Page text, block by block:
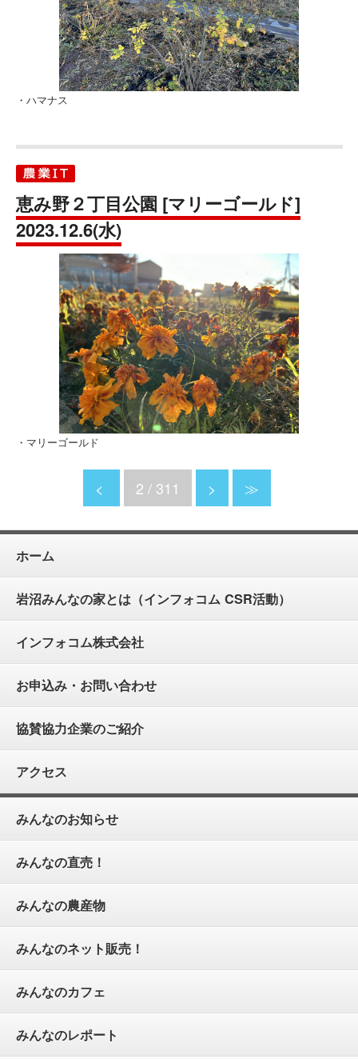
・ハマナス
恵み野２丁目公園 [マリーゴールド]
2023.12.6(水)
・マリーゴールド
< 2 / 311 > ≫
ホーム
岩沼みんなの家とは（インフォコム CSR活動）
インフォコム株式会社
お申込み・お問い合わせ
協賛協力企業のご紹介
アクセス
みんなのお知らせ
みんなの直売！
みんなの農産物
みんなのネット販売！
みんなのカフェ
みんなのレポート